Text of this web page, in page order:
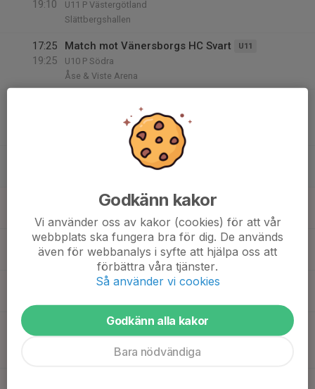
19:10
U11 P Västergötland
Slättbergshallen
17:25
19:25
Match mot Vänersborgs HC Svart U11
U10 P Södra
Åse & Viste Arena
Åse & Viste Arena
Poolspel hemma i Trollhättan
09:45
Isträning D1 - 2016 U11
Slättbergshallen B-hall
08:30
09:30
Bemannat i Blå Boden Blå Boden
Trollhättans ishall
Träning D2 U10
10:20
Träning Hockeyskolan
Slättbergshallen
Godkänn kakor
Vi använder oss av kakor (cookies) för att vår
webbplats ska fungera bra för dig. De används
även för webbanalys i syfte att hjälpa oss att
förbättra våra tjänster.
Så använder vi cookies
Godkänn alla kakor
Bara nödvändiga